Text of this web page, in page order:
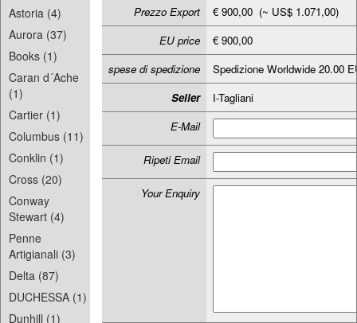
Astoria (4)
Aurora (37)
Books (1)
Caran d´Ache
(1)
Cartier (1)
Columbus (11)
Conklin (1)
Cross (20)
Conway
Stewart (4)
Penne
Artigianali (3)
Delta (87)
DUCHESSA (1)
Dunhill (1)
Prezzo Export
€ 900,00 (~ US$ 1.071,00)
EU price
€ 900,00
spese di spedizione
Spedizione Worldwide 20.00
Seller
I-Tagliani
E-Mail
Ripeti Email
Your Enquiry